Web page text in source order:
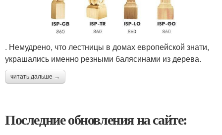
. Немудрено, что лестницы в домах европейской знати,
украшались именно резными балясинами из дерева.
читать дальше →
Последние обновления на сайте: